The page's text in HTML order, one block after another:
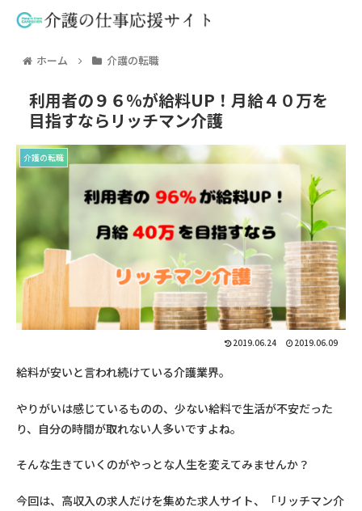
ホーム 介護の転職
利用者の９６％が給料UP！月給４０万を
目指すならリッチマン介護
介護の転職
2019.06.24 2019.06.09
給料が安いと言われ続けている介護業界。
やりがいは感じているものの、少ない給料で生活が不安だった
り、自分の時間が取れない人多いですよね。
そんな生きていくのがやっとな人生を変えてみませんか？
今回は、高収入の求人だけを集めた求人サイト、「リッチマン介